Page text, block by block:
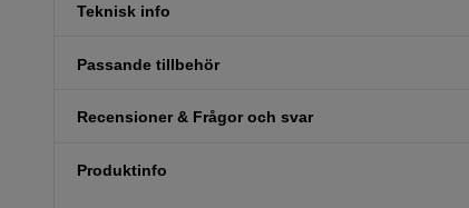
Teknisk info
Passande tillbehör
Recensioner & Frågor och svar
Produktinfo